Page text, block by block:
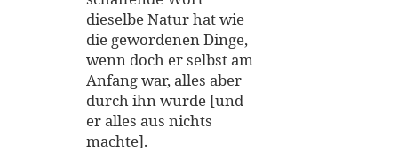
dieselbe Natur hat wie
die gewordenen Dinge,
wenn doch er selbst am
Anfang war, alles aber
durch ihn wurde [und
er alles aus nichts
machte].